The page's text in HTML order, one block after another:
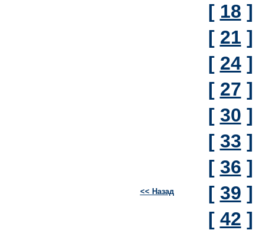
<< Назад
[ 18 ]
[ 21 ]
[ 24]
[ 27 ]
[ 30 ]
[ 33 ]
[ 36 ]
[ 39 ]
[ 42 ]